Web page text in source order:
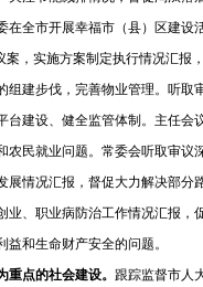
在全市开展幸福市（县）区建
案，实施方案制定执行情况汇
组建步伐，完善物业管理。听
台建设、健全监管体制。主任
农民就业问题。常委会听取审
展情况汇报，督促大力解决部
业、职业病防治工作情况汇报
益和生命财产安全的问题。
重点的社会建设。 跟踪监督市人